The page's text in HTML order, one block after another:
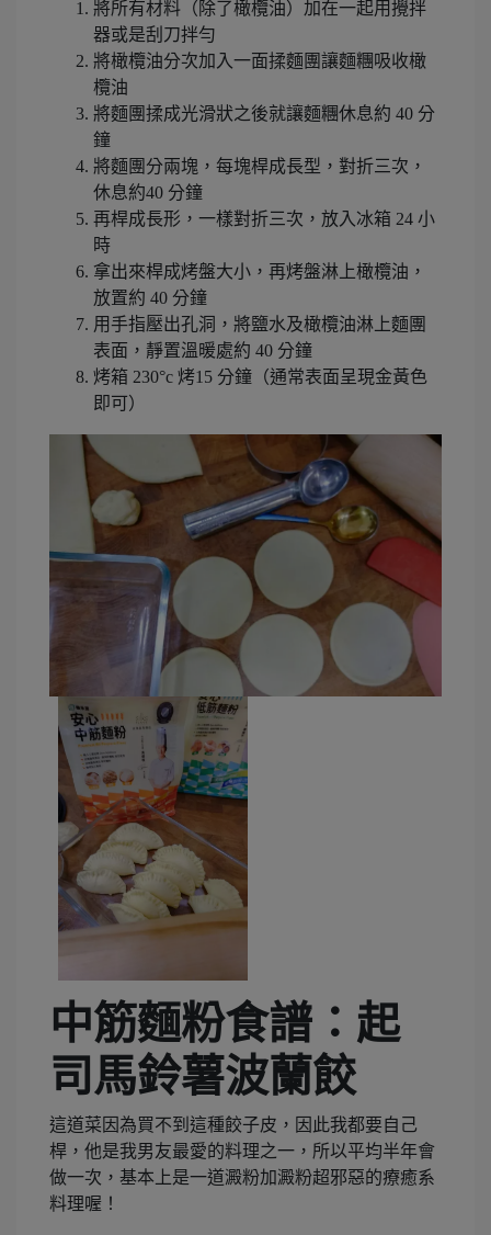
將所有材料（除了橄欖油）加在一起用攪拌
器或是刮刀拌勻
將橄欖油分次加入一面揉麵團讓麵糰吸收橄
欖油
將麵團揉成光滑狀之後就讓麵糰休息約 40 分
鐘
將麵團分兩塊，每塊桿成長型，對折三次，
休息約40 分鐘
再桿成長形，一樣對折三次，放入冰箱 24 小
時
拿出來桿成烤盤大小，再烤盤淋上橄欖油，
放置約 40 分鐘
用手指壓出孔洞，將鹽水及橄欖油淋上麵團
表面，靜置溫暖處約 40 分鐘
烤箱 230°c 烤15 分鐘（通常表面呈現金黃色
即可）
中筋麵粉食譜：起
司馬鈴薯波蘭餃
這道菜因為買不到這種餃子皮，因此我都要自己
桿，他是我男友最愛的料理之一，所以平均半年會
做一次，基本上是一道澱粉加澱粉超邪惡的療癒系
料理喔！